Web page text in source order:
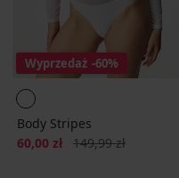
Wyprzedaż -60%
Body Stripes
Zniżka
60,00 zł Pierwotna cena
149,99 zł